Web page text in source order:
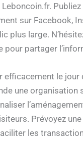
sur Facebook,
plus large.
pour partager
efficacement le jour
une organisation
Prévoyez
les